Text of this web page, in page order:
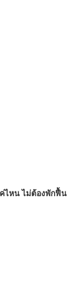
ไหน ไม่ต้องพักฟื้น